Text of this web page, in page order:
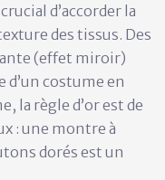
d’accorder la
des tissus. Des
(effet miroir)
d’un costume en
la règle d’or est de
: une montre à
dorés est un